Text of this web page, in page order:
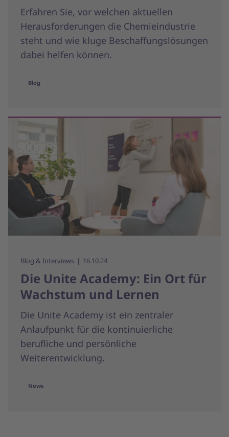
Erfahren Sie, vor welchen aktuellen
Herausforderungen die Chemieindustrie
steht und wie kluge Beschaffungslösungen
dabei helfen können.
Blog
Blog & Interviews 16.10.24
Die Unite Academy: Ein Ort für
Wachstum und Lernen
Die Unite Academy ist ein zentraler
Anlaufpunkt für die kontinuierliche
berufliche und persönliche
Weiterentwicklung.
News